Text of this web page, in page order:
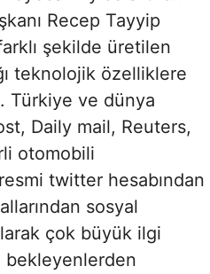
Recep Tayyip
şekilde üretilen
teknolojik özelliklere
Türkiye ve dünya
Daily mail, Reuters,
otomobili
twitter hesabından
sosyal
çok büyük ilgi
bekleyenlerden